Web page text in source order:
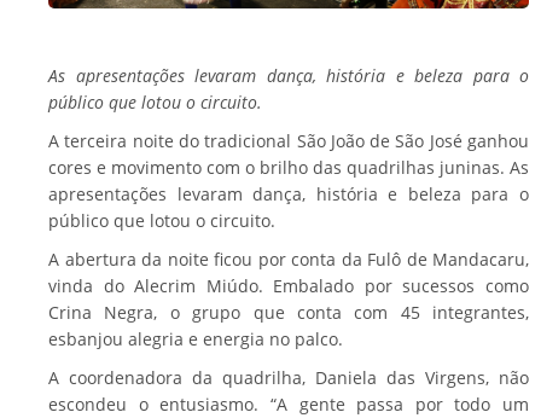
As apresentações levaram dança, história e beleza para o
público que lotou o circuito.
A terceira noite do tradicional São João de São José ganhou
cores e movimento com o brilho das quadrilhas juninas. As
apresentações levaram dança, história e beleza para o
público que lotou o circuito.
A abertura da noite ficou por conta da Fulô de Mandacaru,
vinda do Alecrim Miúdo. Embalado por sucessos como
Crina Negra, o grupo que conta com 45 integrantes,
esbanjou alegria e energia no palco.
A coordenadora da quadrilha, Daniela das Virgens, não
escondeu o entusiasmo. “A gente passa por todo um